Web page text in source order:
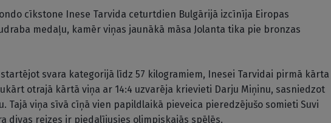
cīkstone Inese Tarvida ceturtdien Bulgārijā izcīnīja Eiropas
medaļu, kamēr viņas jaunākā māsa Jolanta tika pie bronzas
svara kategorijā līdz 57 kilogramiem, Inesei Tarvidai pirmā kārta
otrajā kārtā viņa ar 14:4 uzvarēja krievieti Darju Miņinu, sasniedzot
Tajā viņa sīvā cīņā vien papildlaikā pieveica pieredzējušo somieti Suvi
divas reizes ir piedalījusies olimpiskajās spēlēs.